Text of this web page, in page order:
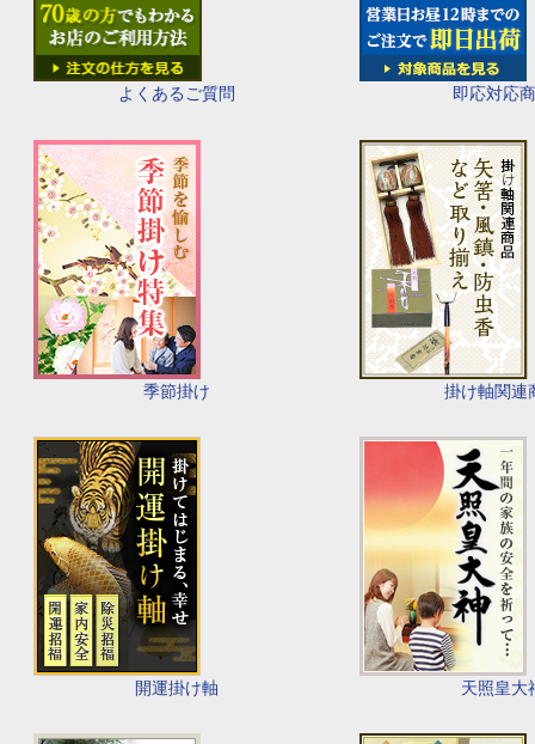
よくあるご質問 即応対応
季節掛け 掛け軸関連
開運掛け軸 天照皇大